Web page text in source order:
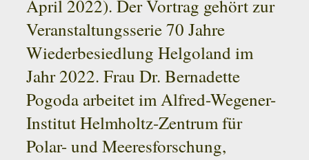
April 2022). Der Vortrag gehört zur
Veranstaltungsserie 70 Jahre
Wiederbesiedlung Helgoland im
Jahr 2022. Frau Dr. Bernadette
Pogoda arbeitet im Alfred-Wegener-
Institut Helmholtz-Zentrum für
Polar- und Meeresforschung,